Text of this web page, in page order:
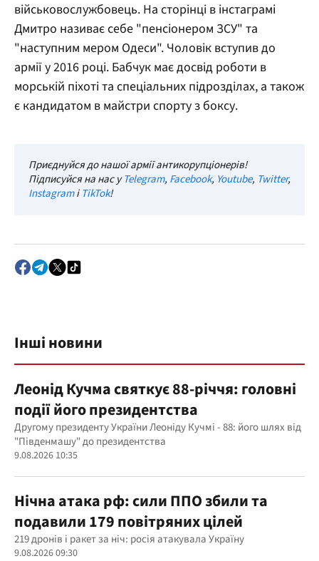
військовослужбовець. На сторінці в інстаграмі
Дмитро називає себе "пенсіонером ЗСУ" та
"наступним мером Одеси". Чоловік вступив до
армії у 2016 році. Бабчук має досвід роботи в
морській піхоті та спеціальних підрозділах, а також
є кандидатом в майстри спорту з боксу.
Приєднуйся до нашої армії антикорупціонерів!
Підписуйся на нас уTelegram, Facebook, Youtube, Twitter,
InstagramіTikTok!
Інші новини
Леонід Кучма святкує 88-річчя: головні
події його президентства
Другому президенту України Леоніду Кучмі - 88: його шлях від
"Південмашу" до президентства
9.08.2026 10:35
Нічна атака рф: сили ППО збили та
подавили 179 повітряних цілей
219 дронів і ракет за ніч: росія атакувала Україну
9.08.2026 09:30